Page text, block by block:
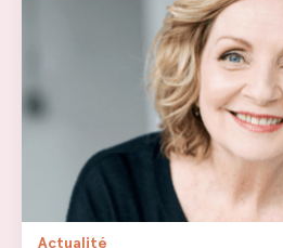
Actualité